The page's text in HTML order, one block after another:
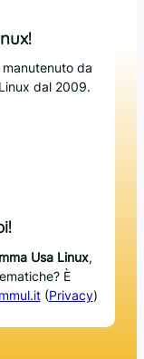
da
dal 2009.
Usa Linux,
È
(Privacy)